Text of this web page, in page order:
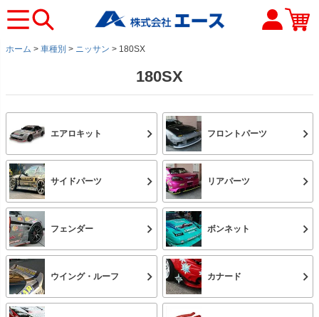
ホーム 車種別 ニッサン 180SX
180SX
エアロキット フロントパーツ
サイドパーツ リアパーツ
フェンダー ボンネット
ウイング・ルーフ カナード